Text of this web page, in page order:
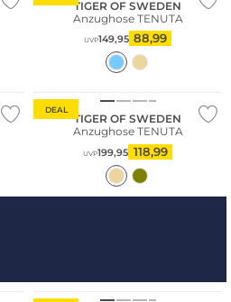
TIGER OF SWEDEN
Anzughose TENUTA
UVP149,95 88,99
DEAL
TIGER OF SWEDEN
Anzughose TENUTA
UVP199,95 118,99